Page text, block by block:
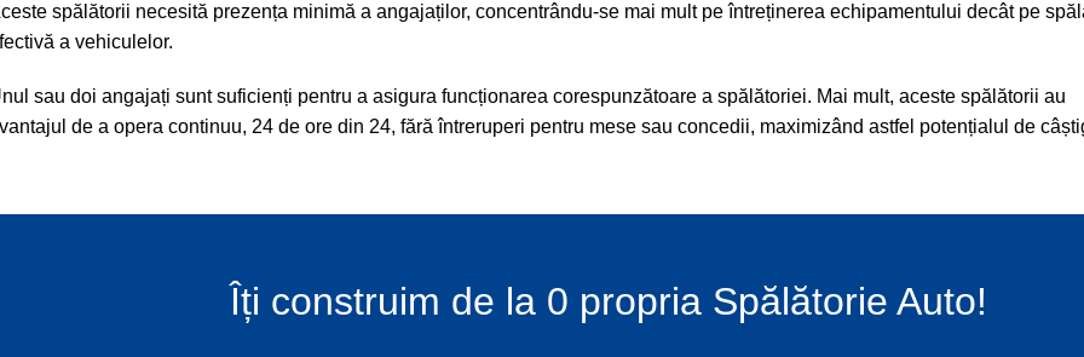
spălătorii necesită prezența minimă a angajaților, concentrându-se mai mult pe întreținerea echipamentului decât pe
a vehiculelor.
sau doi angajați sunt suficienți pentru a asigura funcționarea corespunzătoare a spălătoriei. Mai mult, aceste spălătorii au
de a opera continuu, 24 de ore din 24, fără întreruperi pentru mese sau concedii, maximizând astfel potențialul de
Îți construim de la 0 propria Spălătorie Auto!